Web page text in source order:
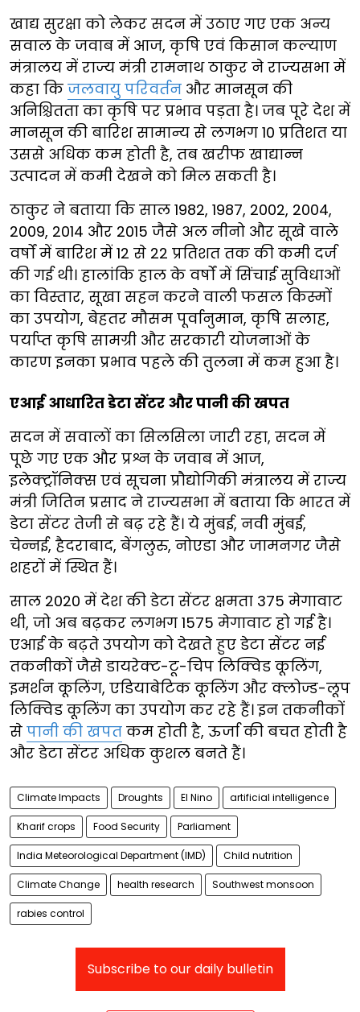
खाद्य सुरक्षा को लेकर सदन में उठाए गए एक अन्य
सवाल के जवाब में आज, कृषि एवं किसान कल्याण
मंत्रालय में राज्य मंत्री रामनाथ ठाकुर ने राज्यसभा में
कहा कि जलवायु परिवर्तन और मानसून की
अनिश्चितता का कृषि पर प्रभाव पड़ता है। जब पूरे देश में
मानसून की बारिश सामान्य से लगभग 10 प्रतिशत या
उससे अधिक कम होती है, तब खरीफ खाद्यान्न
उत्पादन में कमी देखने को मिल सकती है।
ठाकुर ने बताया कि साल 1982, 1987, 2002, 2004,
2009, 2014 और 2015 जैसे अल नीनो और सूखे वाले
वर्षों में बारिश में 12 से 22 प्रतिशत तक की कमी दर्ज
की गई थी। हालांकि हाल के वर्षों में सिंचाई सुविधाओं
का विस्तार, सूखा सहन करने वाली फसल किस्मों
का उपयोग, बेहतर मौसम पूर्वानुमान, कृषि सलाह,
पर्याप्त कृषि सामग्री और सरकारी योजनाओं के
कारण इनका प्रभाव पहले की तुलना में कम हुआ है।
एआई आधारित डेटा सेंटर और पानी की खपत
सदन में सवालों का सिलसिला जारी रहा, सदन में
पूछे गए एक और प्रश्न के जवाब में आज,
इलेक्ट्रॉनिक्स एवं सूचना प्रौद्योगिकी मंत्रालय में राज्य
मंत्री जितिन प्रसाद ने राज्यसभा में बताया कि भारत में
डेटा सेंटर तेजी से बढ़ रहे हैं। ये मुंबई, नवी मुंबई,
चेन्नई, हैदराबाद, बेंगलुरु, नोएडा और जामनगर जैसे
शहरों में स्थित हैं।
साल 2020 में देश की डेटा सेंटर क्षमता 375 मेगावाट
थी, जो अब बढ़कर लगभग 1575 मेगावाट हो गई है।
एआई के बढ़ते उपयोग को देखते हुए डेटा सेंटर नई
तकनीकों जैसे डायरेक्ट-टू-चिप लिक्विड कूलिंग,
इमर्शन कूलिंग, एडियाबेटिक कूलिंग और क्लोज्ड-लूप
लिक्विड कूलिंग का उपयोग कर रहे हैं। इन तकनीकों
से पानी की खपत कम होती है, ऊर्जा की बचत होती है
और डेटा सेंटर अधिक कुशल बनते हैं।
Climate Impacts Droughts El Nino artificial intelligence
Kharif crops Food Security Parliament
India Meteorological Department (IMD) Child nutrition
Climate Change health research Southwest monsoon
rabies control
Subscribe to our daily bulletin